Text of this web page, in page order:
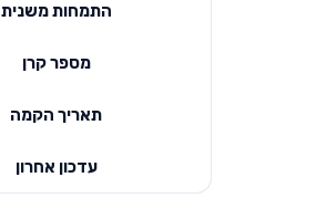
התמחות משנית
מספר קרן
תאריך הקמה
עדכון אחרון